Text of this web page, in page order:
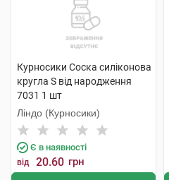
Курносики Соска силіконова
кругла S від народження
7031 1 шт
Ліндо (Курносики)
Є в наявності
від 20.60 грн